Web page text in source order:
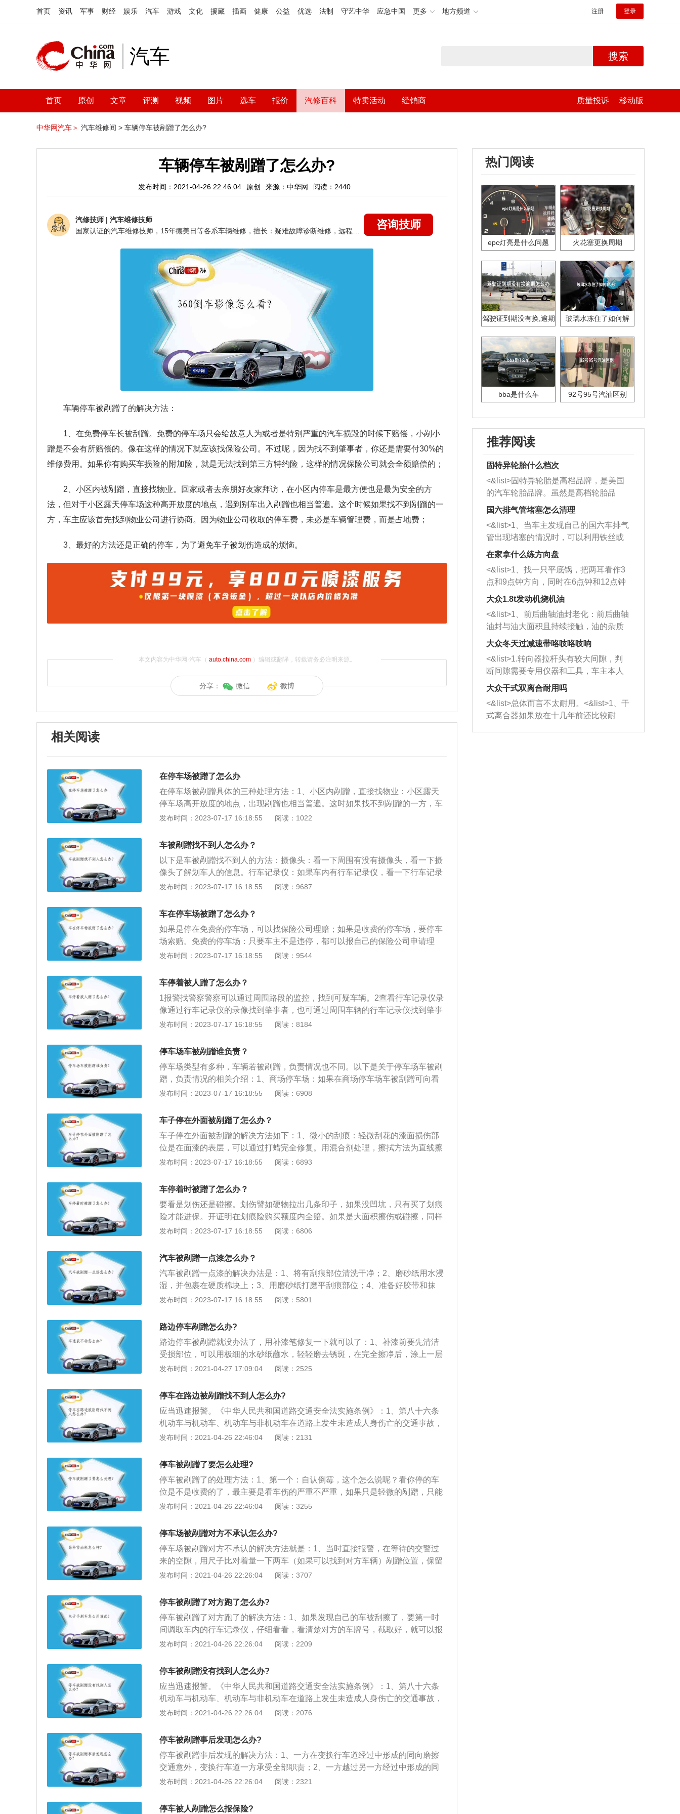
首页 资讯 军事 财经 娱乐 汽车 游戏 文化 援藏 插画 健康 公益 优选 法制 守艺中华 应急中国 更多 地方频道 注册 登录
汽车 搜索
首页 原创 文章 评测 视频 图片 选车 报价 汽修百科 特卖活动 经销商 质量投诉 移动版
中华网汽车＞ 汽车维修间 > 车辆停车被剐蹭了怎么办?
车辆停车被剐蹭了怎么办?
发布时间：2021-04-26 22:46:04 原创 来源：中华网 阅读：2440
汽修技师 | 汽车维修技师
咨询技师
车辆停车被剐蹭了的解决方法：
1、在免费停车长被刮蹭。免费的停车场只会给故意人为或者是特别严重的汽车损毁的时候下赔偿，小剐小
蹭是不会有所赔偿的。像在这样的情况下就应该找保险公司。不过呢，因为找不到肇事者，你还是需要付30%的
维修费用。如果你有购买车损险的附加险，就是无法找到第三方特约险，这样的情况保险公司就会全额赔偿的；
2、小区内被剐蹭，直接找物业。回家或者去亲朋好友家拜访，在小区内停车是最方便也是最为安全的方
法，但对于小区露天停车场这种高开放度的地点，遇到别车出入剐蹭也相当普遍。这个时候如果找不到剐蹭的一
方，车主应该首先找到物业公司进行协商。因为物业公司收取的停车费，未必是车辆管理费，而是占地费；
3、最好的方法还是正确的停车，为了避免车子被划伤造成的烦恼。
本文内容为中华网·汽车（ auto.china.com）编辑或翻译，转载请务必注明来源。
分享： 微信 微博
相关阅读
在停车场被蹭了怎么办
在停车场被剐蹭具体的三种处理方法：1、小区内剐蹭，直接找物业：小区露天
停车场高开放度的地点，出现剐蹭也相当普遍。这时如果找不到剐蹭的一方，车
主应该首先找到物业公司进行协商。因为物业公司收取的停车费，未必是车辆管
司签订停车服务管理合同。如果有，物业公司要按照合同来对车辆提供管理服
务，车辆一旦遭到剐蹭，财产受到损失，找不到第三方，物业公司需要赔偿。剐
蹭发生后，车主应该要求小区的物业开具车辆剐蹭证明、描述清楚剐蹭时间、地
点以及破损程度，并证明第三者逃逸属实。然后在48小时内向保险公司报案，这
样车主只要出示证明以及相关证件，便可得到直赔。2、免费停车场被剐蹭，找
担赔偿，一般剐蹭不需要承担责任。这种情况下，找保险公司是理所当然，但因
为无主肇事，维修产生的30%费用还要由车主负担。如果车主购买了车损险的附
加险无法找到第三方特约险，这样就能全额由保险公司赔付。3、商业停车场被
况下，需要承担赔偿责任。因此车主可以先找停车场协商，如果没有谈妥再去法
发布时间：2023-07-17 16:18:55 阅读：1022
车被剐蹭找不到人怎么办？
以下是车被剐蹭找不到人的方法：摄像头：看一下周围有没有摄像头，看一下摄
像头了解划车人的信息。行车记录仪：如果车内有行车记录仪，看一下行车记录
仪，了解划车人信息。服务区给予补偿：如若车内没有安装行车记录仪，可以看
应赔偿，即可上报保险公司，买保险的可获得一定程度的赔偿。
发布时间：2023-07-17 16:18:55 阅读：9687
车在停车场被蹭了怎么办？
如果是停在免费的停车场，可以找保险公司理赔；如果是收费的停车场，要停车
场索赔。免费的停车场：只要车主不是违停，都可以报自己的保险公司申请理
赔。但因为没有找到第三方责任人，保险公司一般会有免赔率10%-30%。也就是
有物管费、停车场有停车费在这些地方车子被刮伤，先向停车场方索赔。一般正
规停车场都会投保责任险。物业会向所投保的保险公司申请赔偿，赔付给车主。
最后停车场方再自行通过监控等手段，找到肇事的车辆并索赔，如果停车场没有
投保责任险，也应该先行赔付给车主。有些停车场有免责声明，但这种免责声明
并不被法律保护，车主有时候要据理力争。
发布时间：2023-07-17 16:18:55 阅读：9544
车停着被人蹭了怎么办？
1报警找警察警察可以通过周围路段的监控，找到可疑车辆。2查看行车记录仪录
像通过行车记录仪的录像找到肇事者，也可通过周围车辆的行车记录仪找到肇事
者。3寻找停车场管理员如果车子是停在停车场，那就可以找管理员，好好沟
发布时间：2023-07-17 16:18:55 阅读：8184
停车场车被剐蹭谁负责？
停车场类型有多种，车辆若被剐蹭，负责情况也不同。以下是关于停车场车被剐
蹭，负责情况的相关介绍：1、商场停车场：如果在商场停车场车被刮蹭可向看
管部门反馈，能否调取视频监控，只要停车场收费了就必须承担相应的看管责
小区停车场：如果在小区停车场车子被刮蹭，不论是室内还是露天，车主可以先
拨打110报警，等待交警到现场了解情况以及搜集证据，这样可以减少不必要的
麻烦和冲突，不需要自己亲自维权倾诉，并且物业管理公司也需要承担相应的法
律责任。
发布时间：2023-07-17 16:18:55 阅读：6908
车子停在外面被剐蹭了怎么办？
车子停在外面被刮蹭的解决方法如下：1、微小的刮痕：轻微刮花的漆面损伤部
位是在面漆的表层，可以通过打蜡完全修复。用混合剂处理，擦拭方法为直线擦
拭，然后再打上蜡。2、未掉底漆的刮伤：面积稍大的刮伤可用补漆笔救救急。
买到合适色号的补漆笔。仔细喷补需修补的位置，等补漆笔抹处干了之后，再将
细蜡打上即可。
发布时间：2023-07-17 16:18:55 阅读：6893
车停着时被蹭了怎么办？
要看是划伤还是碰擦。划伤譬如硬物拉出几条印子，如果没凹坑，只有买了划痕
险才能进保。开证明在划痕险购买额度内全赔。如果是大面积擦伤或碰擦，同样
开证明按第三者逃逸赔付70%。这是在买全不计免赔的前提下。具体介绍如下：
险全称车身划痕损失险，家庭自用车辆、非营业车辆可投保，是指在保险期间
内，保险车辆若发生无明显碰撞痕迹的车身表面油漆单独划伤，保险公司按实际
损失负责赔偿。2、划痕险是车辆损失险的附加险，即需要在投保了车辆损失险
的情况下方可投保，不可单独投保。
发布时间：2023-07-17 16:18:55 阅读：6806
汽车被剐蹭一点漆怎么办？
汽车被剐蹭一点漆的解决办法是：1、将有刮痕部位清洗干净；2、磨砂纸用水浸
湿，并包裹在硬质棉块上；3、用磨砂纸打磨平刮痕部位；4、准备好胶带和抹
布，遮住不需要补漆的地方；5、将补漆笔与迷你喷罐组合在一起；6、距离伤痕
的保养方法是：1、漆面若无明显划痕，不要进行二次喷漆，以防止漆色不合；
2、避免对车身漆膜进行强烈冲击、磕碰和划痕；3、清洗镀光金属件位置，定期
对其上蜡。
发布时间：2023-07-17 16:18:55 阅读：5801
路边停车剐蹭怎么办?
路边停车被剐蹭就没办法了，用补漆笔修复一下就可以了：1、补漆前要先清洁
受损部位，可以用极细的水砂纸蘸水，轻轻磨去锈斑，在完全擦净后，涂上一层
底漆，这样可以让锈迹不会扩大、加重；2、如果是新的刮伤，可以在擦净后直
处理就可以了；3、上底漆具有防锈和增加表漆附着力的功效，不要偷懒，不能
直接用补漆笔涂抹。
发布时间：2021-04-27 17:09:04 阅读：2525
停车在路边被剐蹭找不到人怎么办?
应当迅速报警。《中华人民共和国道路交通安全法实施条例》：1、第八十六条
机动车与机动车、机动车与非机动车在道路上发生未造成人身伤亡的交通事故，
当事人对事实及成因无争议的，在记录交通事故的时间、地点、对方当事人的姓
后，撤离现场，自行协商损害赔偿事宜；2、第八十七条非机动车与非机动车或
者行人在道路上发生交通事故，未造成人身伤亡，且基本事实及成因清楚的，当
事人应当先撤离现场，再自行协商处理损害赔偿事宜。当事人对交通事故事实及
成因有争议的，应当迅速报警；3、机动车发生交通事故，造成道路、供电、通
讯等设施损毁的，驾驶人应当报警等候处理，不得驶离。机动车可以移动的，应
通知有关部门。
发布时间：2021-04-26 22:46:04 阅读：2131
停车被剐蹭了要怎么处理?
停车被剐蹭了的处理方法：1、第一个：自认倒霉，这个怎么说呢？看你停的车
位是不是收费的了，最主要是看车伤的严重不严重，如果只是轻微的剐蹭，只能
说，认倒霉吧。当然，如果你开的是宾利，那另说。即便是收费的停车位，你还
个十几二十趟都费劲；2、第二个：报警，这个一般都是车被碰的严重了，比如
大灯都掉了。记得有个姐姐的捷豹就是她去大厦里面取了点文件，回来大灯碎了
一地，二话不说，直接报警，最后好像按肇事逃逸处理的，对方第二天就找到
了，毕竟那么多监控呢；3、第三个：走保险，虽然说我这个方式不是太地道，
但是真的可以一试。在刮蹭后如果没什么大问题的情况下，就先那么地。等实在
的不是。像我就不小心倒车撞电线杆子上了，把电线杆后的人吓一跳。
发布时间：2021-04-26 22:46:04 阅读：3255
停车场被剐蹭对方不承认怎么办?
停车场被剐蹭对方不承认的解决方法就是：1、当时直接报警，在等待的交警过
来的空隙，用尺子比对着量一下两车（如果可以找到对方车辆）剐蹭位置，保留
好证据；2、在免费停车长被刮蹭。免费的停车场只会给故意人为或者是特别严
应该找保险公司；3、不过呢，因为找不到肇事者，你还是需要付30%的维修费
用。如果你有购买车损险的附加险，就是无法找到第三方特约险，这样的情况保
险公司就会全额赔偿的。
发布时间：2021-04-26 22:26:04 阅读：3707
停车被剐蹭了对方跑了怎么办?
停车被剐蹭了对方跑了的解决方法：1、如果发现自己的车被刮擦了，要第一时
间调取车内的行车记录仪，仔细看看，看清楚对方的车牌号，截取好，就可以报
警，等警察到了，可以帮助我们找到肇事车辆，我们要做的就是等着对方回来，
车上没有安装行车记录仪，没有行车记录仪也没有关系，我们可以去查监控，发
现车身上有剐蹭的痕迹，要找附近的摄像头，调取监控，再报警，一样管用；
3、说到这，还得再啰嗦两句，如果没有行车记录仪的，最好还是安装一个，很
多人觉得没有必要，其实老有必要了，不说这些剐蹭事故，平时还有路上碰瓷的
大爷大妈，不比剐蹭还可怕，所有为了安全起见，尽早还是早点安装个行车记录
发布时间：2021-04-26 22:26:04 阅读：2209
停车被剐蹭没有找到人怎么办?
应当迅速报警。《中华人民共和国道路交通安全法实施条例》：1、第八十六条
机动车与机动车、机动车与非机动车在道路上发生未造成人身伤亡的交通事故，
当事人对事实及成因无争议的，在记录交通事故的时间、地点、对方当事人的姓
后，撤离现场，自行协商损害赔偿事宜；2、第八十七条非机动车与非机动车或
者行人在道路上发生交通事故，未造成人身伤亡，且基本事实及成因清楚的，当
事人应当先撤离现场，再自行协商处理损害赔偿事宜。当事人对交通事故事实及
成因有争议的，应当迅速报警；3、机动车发生交通事故，造成道路、供电、通
讯等设施损毁的，驾驶人应当报警等候处理，不得驶离。机动车可以移动的，应
通知有关部门。
发布时间：2021-04-26 22:26:04 阅读：2076
停车被剐蹭事后发现怎么办?
停车被剐蹭事后发现的解决方法：1、一方在变换行车道经过中形成的同向磨擦
交通意外，变换行车道一方承受全部职责；2、一方越过另一方经过中形成的同
向磨擦交通意外，另一方在本行车道内正常行驶的，车速较快的一方承受全部职
向磨擦交通意外，超宽方承受意外的次要职责，另一方承受意外的主要职责；
发布时间：2021-04-26 22:26:04 阅读：2321
停车被人剐蹭怎么报保险?
热门阅读
epc灯亮是什么问题 火花塞更换周期
驾驶证到期没有换,逾期
玻璃水冻住了如何解
bba是什么车 92号95号汽油区别
推荐阅读
固特异轮胎什么档次
<&list>固特异轮胎是高档品牌，是美国
的汽车轮胎品牌。虽然是高档轮胎品
牌，但是中高低端的轮胎都有生产，这
也是为了更好的开拓市场。
国六排气管堵塞怎么清理
<&list>1、当车主发现自己的国六车排气
管出现堵塞的情况时，可以利用铁丝或
者是细棍，直接将杂物给取出来，如果
堵塞情况比较严重，也可以采取应急措
施。 <&list>2、直接利用木棍将所有的
杂物推到排气管里面的位置处，然后将
三元催化器拆解开，就可以将堵塞的东
西取出来。但如果是因为积碳过多引起
的堵塞，就需要将三元催化器泡在草酸
洗剂对堵塞的情况得到解决，将清洗剂
放在燃油箱中，与燃油混合后，车辆启
动时，就可以和汽油一起进入到燃烧
室，最后形成废气排出，就可以让三元
催化器得到清洗，排气管堵塞的情况就
能够得到解决。
在家拿什么练方向盘
<&list>1、找一只平底锅，把两耳看作3
点和9点钟方向，同时在6点钟和12点钟
方向做一个标记。 <&list>2、双手握住
一圈半的练习，往右同样也要打相同的
圈数。 <&list>3、最后强调要反复练
习，这样就可以形成肌肉记忆，在真实
驾驶车辆时，不需要记忆也能打好方
向。
大众1.8t发动机烧机油
<&list>1、前后曲轴油封老化：前后曲轴
油封与油大面积且持续接触，油的杂质
和发动机内持续温度变化使其密封效果
逐渐减弱，导致渗油或漏油。<&list>2、
活塞间隙过大：积碳会使活塞环与缸体
的间隙扩大，导致机油流入燃烧室中，
造成烧机油。<&list>3、机油粘度。使用
机油粘度过小的话，同样会有烧机油现
象，机油粘度过小具有很好的流动性，
大众冬天过减速带咯吱咯吱响
<&list>1.转向器拉杆头有较大间隙，判
断间隙需要专用仪器和工具，车主本人
无法制作，需要将车辆送到修理厂或4s
店；<&list>2.车辆半轴套管防尘罩破
裂，破裂后会出现漏油现象，使半轴磨
损严重，磨损的半轴容易损坏，产生异
响；<&list>3.稳定器的转向胶套和球头
大众干式双离合耐用吗
<&list>总体而言不太耐用。<&list>1、干
式离合器如果放在十几年前还比较耐